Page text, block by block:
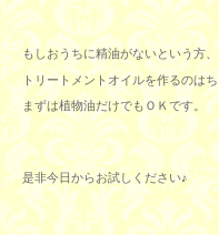
もしおうちに精油がないという方、
トリートメントオイルを作るのは
まずは植物油だけでもＯＫです。
是非今日からお試しください♪